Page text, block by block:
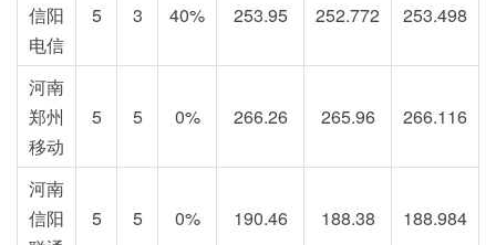
信阳
电信
5 3 40% 253.95 252.772 253.498
河南
郑州
移动
5 5 0% 266.26 265.96 266.116
河南
信阳
5 5 0% 190.46 188.38 188.984